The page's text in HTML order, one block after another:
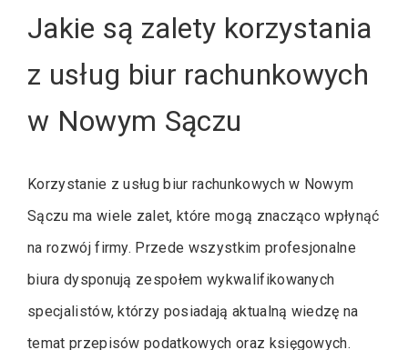
Jakie są zalety korzystania
z usług biur rachunkowych
w Nowym Sączu
Korzystanie z usług biur rachunkowych w Nowym
Sączu ma wiele zalet, które mogą znacząco wpłynąć
na rozwój firmy. Przede wszystkim profesjonalne
biura dysponują zespołem wykwalifikowanych
specjalistów, którzy posiadają aktualną wiedzę na
temat przepisów podatkowych oraz księgowych.